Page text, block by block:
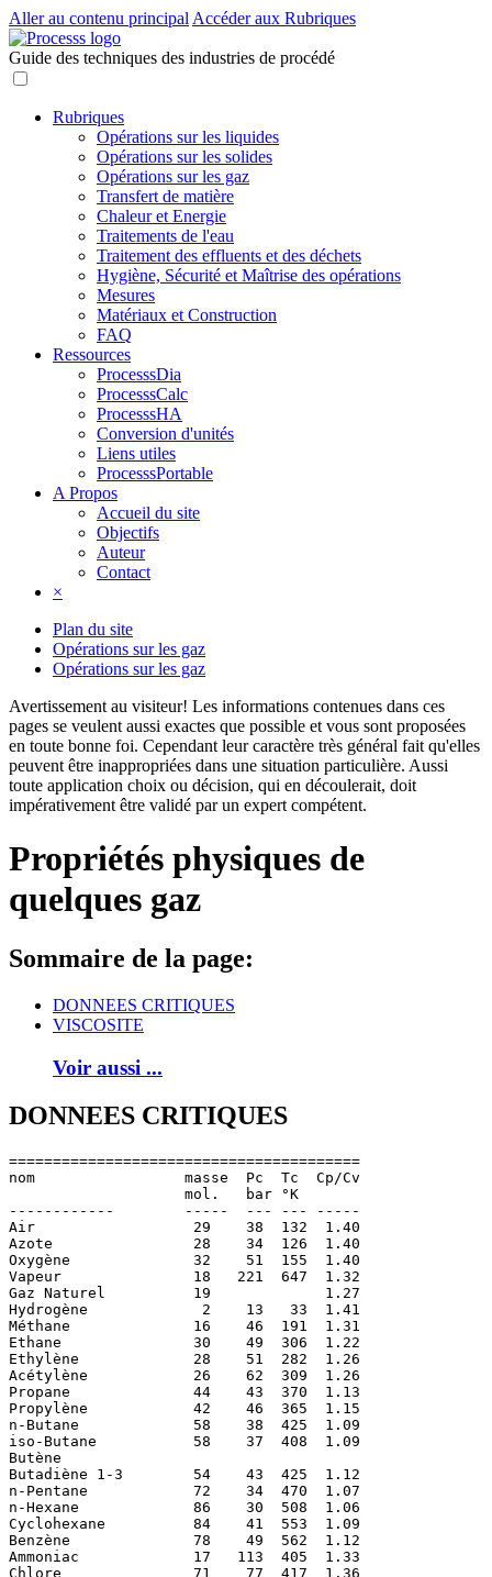
Aller au contenu principal Accéder aux Rubriques
Guide des techniques des industries de procédé
Rubriques
Opérations sur les liquides
Opérations sur les solides
Opérations sur les gaz
Transfert de matière
Chaleur et Energie
Traitements de l'eau
Traitement des effluents et des déchets
Hygiène, Sécurité et Maîtrise des opérations
Mesures
Matériaux et Construction
FAQ
Ressources
ProcesssDia
ProcesssCalc
ProcesssHA
Conversion d'unités
Liens utiles
ProcesssPortable
A Propos
Accueil du site
Objectifs
Auteur
Contact
×
Plan du site
Opérations sur les gaz
Opérations sur les gaz
Avertissement au visiteur! Les informations contenues dans ces
pages se veulent aussi exactes que possible et vous sont proposées
en toute bonne foi. Cependant leur caractère très général fait qu'elles
peuvent être inappropriées dans une situation particulière. Aussi
toute application choix ou décision, qui en découlerait, doit
impérativement être validé par un expert compétent.
Propriétés physiques de
quelques gaz
Sommaire de la page:
DONNEES CRITIQUES
VISCOSITE
Voir aussi ...
DONNEES CRITIQUES
========================================
nom                 masse  Pc  Tc  Cp/Cv
                    mol.   bar °K
------------        -----  --- --- -----
Air                  29    38  132  1.40
Azote                28    34  126  1.40
Oxygène              32    51  155  1.40
Vapeur               18   221  647  1.32
Gaz Naturel          19             1.27
Hydrogène             2    13   33  1.41
Méthane              16    46  191  1.31
Ethane               30    49  306  1.22
Ethylène             28    51  282  1.26
Acétylène            26    62  309  1.26
Propane              44    43  370  1.13
Propylène            42    46  365  1.15
n-Butane             58    38  425  1.09
iso-Butane           58    37  408  1.09
Butène
Butadiène 1-3        54    43  425  1.12
n-Pentane            72    34  470  1.07
n-Hexane             86    30  508  1.06
Cyclohexane          84    41  553  1.09
Benzène              78    49  562  1.12
Ammoniac             17   113  405  1.33
Chlore               71    77  417  1.36